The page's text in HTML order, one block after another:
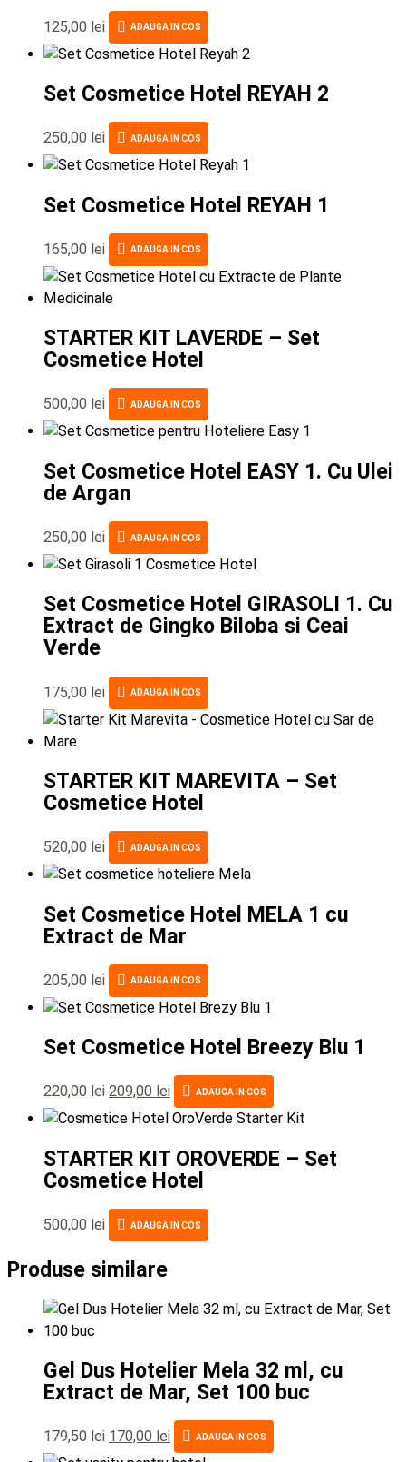
125,00 lei ADAUGA IN COS
Set Cosmetice Hotel REYAH 2
250,00 lei ADAUGA IN COS
Set Cosmetice Hotel REYAH 1
165,00 lei ADAUGA IN COS
STARTER KIT LAVERDE – Set
Cosmetice Hotel
500,00 lei ADAUGA IN COS
Set Cosmetice Hotel EASY 1. Cu Ulei
de Argan
250,00 lei ADAUGA IN COS
Set Cosmetice Hotel GIRASOLI 1. Cu
Extract de Gingko Biloba si Ceai
Verde
175,00 lei ADAUGA IN COS
STARTER KIT MAREVITA – Set
Cosmetice Hotel
520,00 lei ADAUGA IN COS
Set Cosmetice Hotel MELA 1 cu
Extract de Mar
205,00 lei ADAUGA IN COS
Set Cosmetice Hotel Breezy Blu 1
220,00lei 209,00 lei ADAUGA IN COS
STARTER KIT OROVERDE – Set
Cosmetice Hotel
500,00 lei ADAUGA IN COS
Produse similare
Gel Dus Hotelier Mela 32 ml, cu
Extract de Mar, Set 100 buc
179,50lei 170,00 lei ADAUGA IN COS